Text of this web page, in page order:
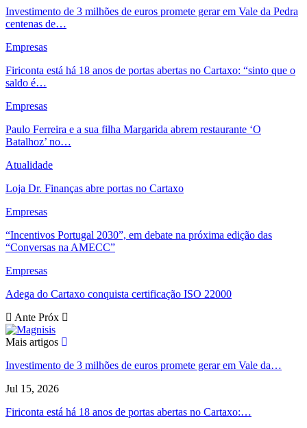
Investimento de 3 milhões de euros promete gerar em Vale da Pedra
centenas de…
Empresas
Firiconta está há 18 anos de portas abertas no Cartaxo: “sinto que o
saldo é…
Empresas
Paulo Ferreira e a sua filha Margarida abrem restaurante ‘O
Batalhoz’ no…
Atualidade
Loja Dr. Finanças abre portas no Cartaxo
Empresas
“Incentivos Portugal 2030”, em debate na próxima edição das
“Conversas na AMECC”
Empresas
Adega do Cartaxo conquista certificação ISO 22000
Ante Próx
Mais artigos
Investimento de 3 milhões de euros promete gerar em Vale da…
Jul 15, 2026
Firiconta está há 18 anos de portas abertas no Cartaxo:…